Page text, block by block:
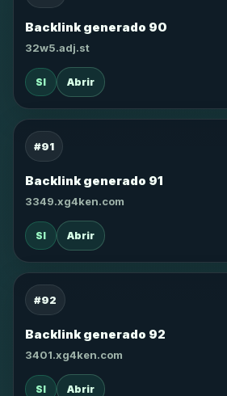
Backlink generado 90
32w5.adj.st
SI Abrir
#91
Backlink generado 91
3349.xg4ken.com
SI Abrir
#92
Backlink generado 92
3401.xg4ken.com
SI Abrir